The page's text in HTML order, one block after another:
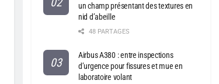
un champ présentant des textures en
nid d’abeille
48 PARTAGES
Airbus A380 : entre inspections
d’urgence pour fissures et mue en
laboratoire volant